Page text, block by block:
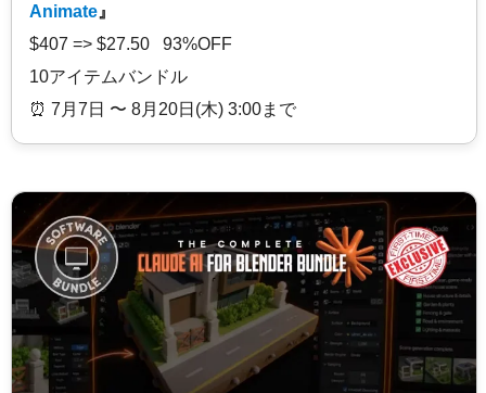
Animate 』
$407 => $27.50 93%OFF
10アイテムバンドル
⏰️ 7月7日 〜 8月20日(木) 3:00まで